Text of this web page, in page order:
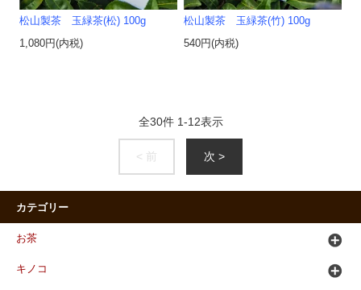
松山製茶 玉緑茶(松) 100g
1,080円(内税)
松山製茶 玉緑茶(竹) 100g
540円(内税)
全30件 1-12表示
< 前 次 >
カテゴリー
お茶
キノコ